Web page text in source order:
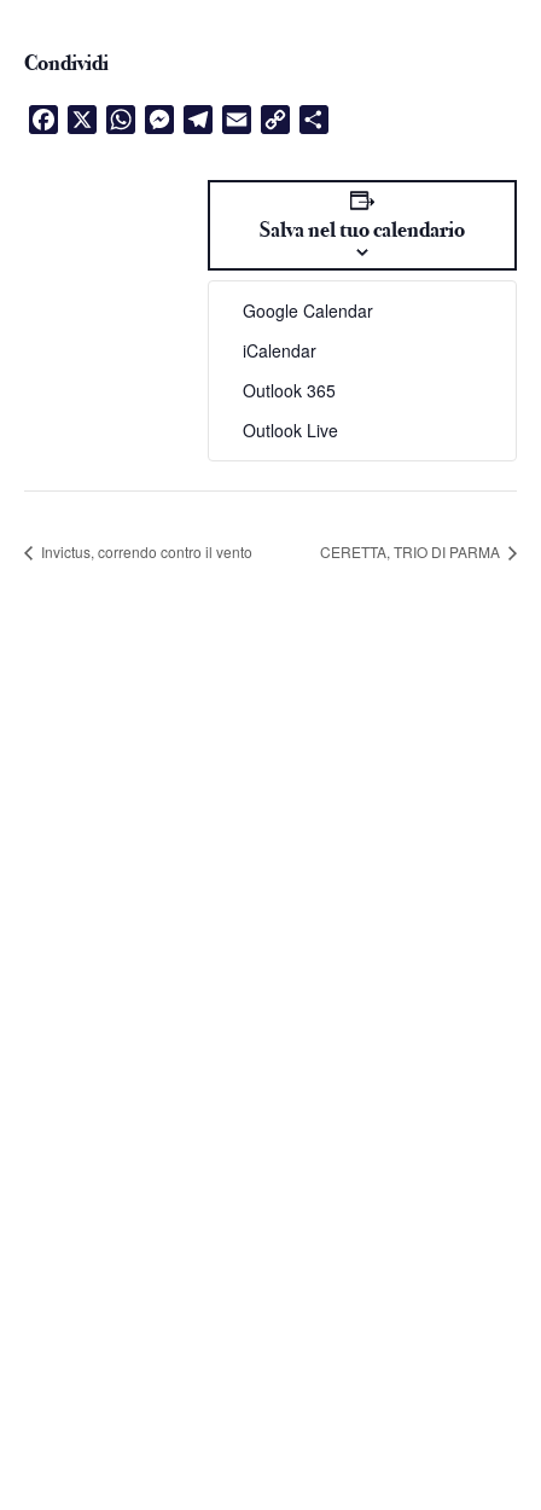
Condividi
Facebook WhatsAppMessenger
Telegram
Email
Copy
Salva nel tuo calendario
Google Calendar
iCalendar
Outlook 365
Outlook Live
Invictus, correndo contro il vento CERETTA, TRIO DI PARMA